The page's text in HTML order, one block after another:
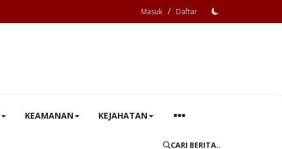
Masuk / Daftar
KEAMANAN KEJAHATAN
CARI BERITA..